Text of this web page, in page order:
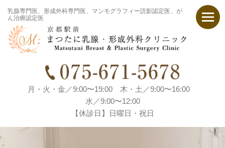
乳腺専門医、形成外科専門医、マンモグラフィー読影認定医、が
ん治療認定医
月・火・金／9:00〜19:00 木・土／9:00〜16:00
水／9:00〜12:00
【休診日】日曜日・祝日